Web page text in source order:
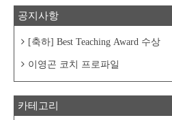
공지사항
[축하] Best Teaching Award 수상
이영곤 코치 프로파일
카테고리